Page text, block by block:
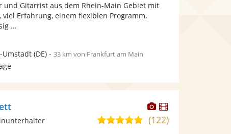
bereit.
5
und Gitarrist aus dem Rhein-Main Gebiet mit
viel Erfahrung, einem flexiblen Programm,
...
Umstadt(DE)- 33 km von Frankfurt am Main
Dieser
Künstler
stellt
Dieser
Künstler
5,0(122)